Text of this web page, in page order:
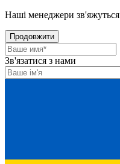
Наші менеджери
Продовжити
Зв'язатися з нами